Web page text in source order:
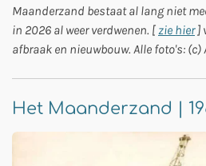
Maanderzand bestaat al lang niet
in 2026 al weer verdwenen. [zie hier]
afbraak en nieuwbouw. Alle foto's:
Het Maanderzand |